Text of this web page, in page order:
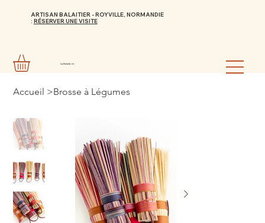
ARTISAN BALAITIER - ROYVILLE, NORMANDIE
: RÉSERVER UNE VISITE
La Balaiterie
Accueil >Brosse à Légumes